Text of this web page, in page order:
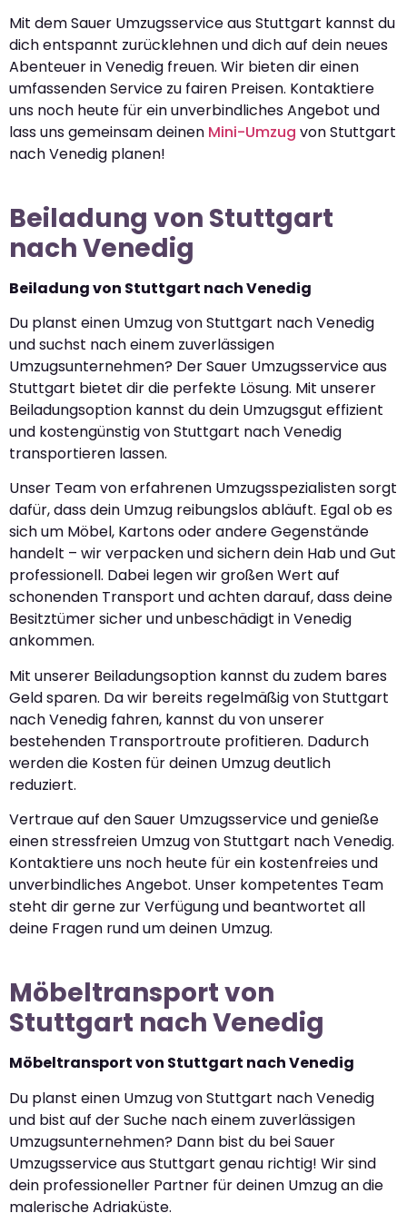
Mit dem Sauer Umzugsservice aus Stuttgart kannst du
dich entspannt zurücklehnen und dich auf dein neues
Abenteuer in Venedig freuen. Wir bieten dir einen
umfassenden Service zu fairen Preisen. Kontaktiere
uns noch heute für ein unverbindliches Angebot und
lass uns gemeinsam deinen Mini-Umzug von Stuttgart
nach Venedig planen!
Beiladung von Stuttgart
nach Venedig
Beiladung von Stuttgart nach Venedig
Du planst einen Umzug von Stuttgart nach Venedig
und suchst nach einem zuverlässigen
Umzugsunternehmen? Der Sauer Umzugsservice aus
Stuttgart bietet dir die perfekte Lösung. Mit unserer
Beiladungsoption kannst du dein Umzugsgut effizient
und kostengünstig von Stuttgart nach Venedig
transportieren lassen.
Unser Team von erfahrenen Umzugsspezialisten sorgt
dafür, dass dein Umzug reibungslos abläuft. Egal ob es
sich um Möbel, Kartons oder andere Gegenstände
handelt – wir verpacken und sichern dein Hab und Gut
professionell. Dabei legen wir großen Wert auf
schonenden Transport und achten darauf, dass deine
Besitztümer sicher und unbeschädigt in Venedig
ankommen.
Mit unserer Beiladungsoption kannst du zudem bares
Geld sparen. Da wir bereits regelmäßig von Stuttgart
nach Venedig fahren, kannst du von unserer
bestehenden Transportroute profitieren. Dadurch
werden die Kosten für deinen Umzug deutlich
reduziert.
Vertraue auf den Sauer Umzugsservice und genieße
einen stressfreien Umzug von Stuttgart nach Venedig.
Kontaktiere uns noch heute für ein kostenfreies und
unverbindliches Angebot. Unser kompetentes Team
steht dir gerne zur Verfügung und beantwortet all
deine Fragen rund um deinen Umzug.
Möbeltransport von
Stuttgart nach Venedig
Möbeltransport von Stuttgart nach Venedig
Du planst einen Umzug von Stuttgart nach Venedig
und bist auf der Suche nach einem zuverlässigen
Umzugsunternehmen? Dann bist du bei Sauer
Umzugsservice aus Stuttgart genau richtig! Wir sind
dein professioneller Partner für deinen Umzug an die
malerische Adriaküste.